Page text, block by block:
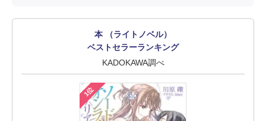
本 （ライトノベル）
ベストセラーランキング
KADOKAWA調べ
1位